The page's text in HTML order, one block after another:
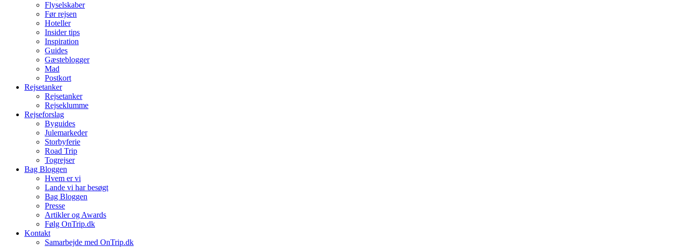
Flyselskaber
Før rejsen
Hoteller
Insider tips
Inspiration
Guides
Gæsteblogger
Mad
Postkort
Rejsetanker
Rejsetanker
Rejseklumme
Rejseforslag
Byguides
Julemarkeder
Storbyferie
Road Trip
Togrejser
Bag Bloggen
Hvem er vi
Lande vi har besøgt
Bag Bloggen
Presse
Artikler og Awards
Følg OnTrip.dk
Kontakt
Samarbejde med OnTrip.dk